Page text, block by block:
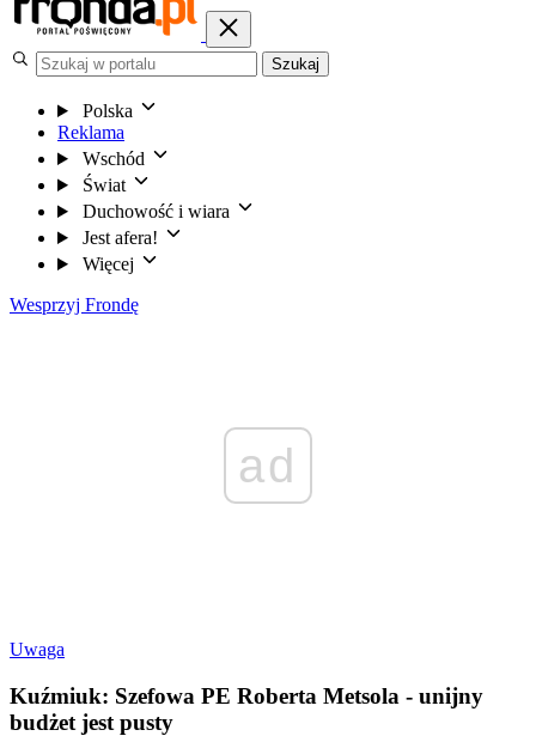
Szukaj
Polska
Reklama
Wschód
Świat
Duchowość i wiara
Jest afera!
Więcej
Wesprzyj Frondę
ad
Uwaga
Kuźmiuk: Szefowa PE Roberta Metsola - unijny
budżet jest pusty